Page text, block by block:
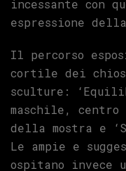
incessante con
espressione
Il percorso
cortile dei
sculture:
maschile, centro
della mostra e
Le ampie e
ospitano invece